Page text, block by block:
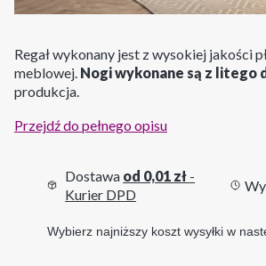
Regał wykonany jest z wysokiej jakości
meblowej. Nogi wykonane są z litego
produkcja.
Przejdź do pełnego opisu
Dostawa od 0,01 zł -
Kurier DPD
Wybierz najniższy koszt wysyłki w